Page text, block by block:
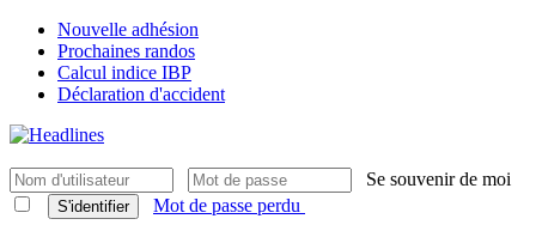
Nouvelle adhésion
Prochaines randos
Calcul indice IBP
Déclaration d'accident
Se souvenir de moi
S'identifier Mot de passe perdu